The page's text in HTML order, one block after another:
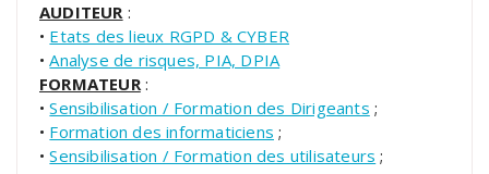
AUDITEUR:
• Etats des lieux RGPD & CYBER
•Analyse de risques, PIA, DPIA
FORMATEUR:
•Sensibilisation / Formation des Dirigeants ;
• Formation des informaticiens ;
•Sensibilisation / Formation des utilisateurs ;